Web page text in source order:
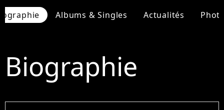
Albums & Singles Actualités
Biographie